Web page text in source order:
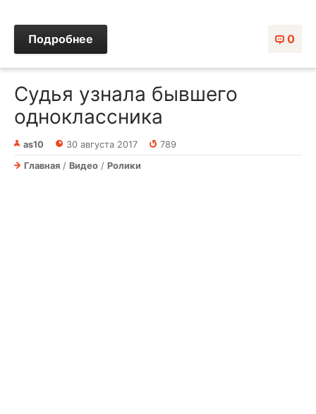
0
Подробнее
Судья узнала бывшего
одноклассника
as10 30 августа 2017
789
Главная / Видео / Ролики